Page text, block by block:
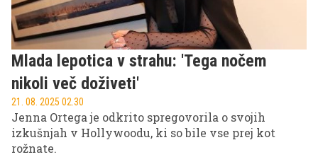
Mlada lepotica v strahu: 'Tega nočem
nikoli več doživeti'
21. 08. 2025 02.30
Jenna Ortega je odkrito spregovorila o svojih
izkušnjah v Hollywoodu, ki so bile vse prej kot
rožnate.